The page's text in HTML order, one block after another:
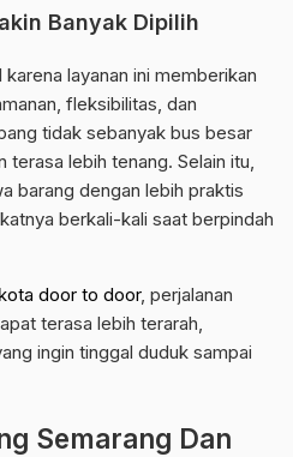
Banyak Dipilih
layanan ini memberikan
fleksibilitas, dan
tidak sebanyak bus besar
terasa lebih tenang. Selain itu,
barang dengan lebih praktis
berkali-kali saat berpindah
door to door, perjalanan
terasa lebih terarah,
ingin tinggal duduk sampai
Semarang Dan